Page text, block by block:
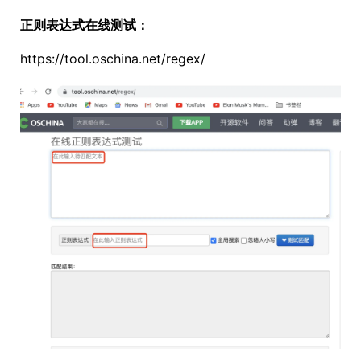
正则表达式在线测试：
https://tool.oschina.net/regex/